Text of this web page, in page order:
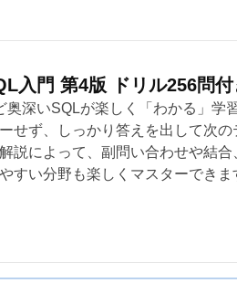
入門 第4版 ドリル256問付
奥深いSQLが楽しく「わかる」学
せず、しっかり答えを出して次の
説によって、副問い合わせや結合
すい分野も楽しくマスターできま